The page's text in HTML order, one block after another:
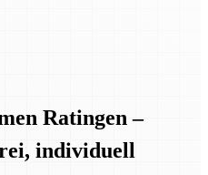
Ratingen –
individuell